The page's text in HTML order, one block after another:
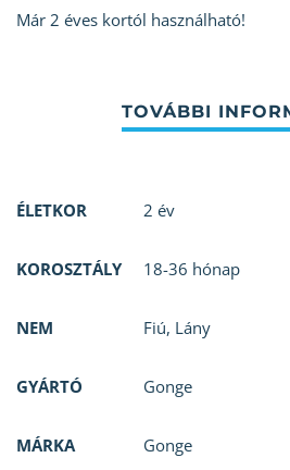
Már 2 éves kortól használható!
ÉLETKOR 2 év
KOROSZTÁLY 18-36 hónap
NEM Fiú, Lány
GYÁRTÓ Gonge
MÁRKA Gonge